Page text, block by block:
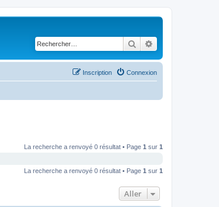
Rechercher
Connexion
Inscription
La recherche a renvoyé 0 résultat • Page 1 sur 1
La recherche a renvoyé 0 résultat • Page 1 sur 1
Aller